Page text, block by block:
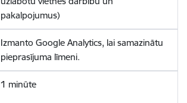
pakalpojumus)
Izmanto Google Analytics, lai samazinātu
pieprasījuma līmeni.
1 minūte